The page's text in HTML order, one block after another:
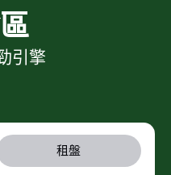
引擎
租盤